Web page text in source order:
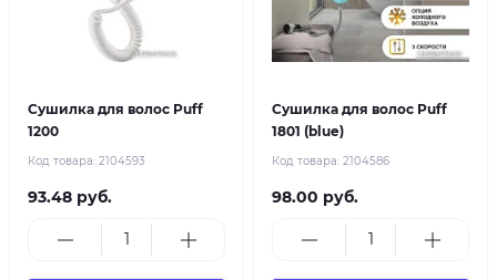
Сушилка для волос Puff
1200
Код товара: 2104593
93.48 руб.
Сушилка для волос Puff
1801 (blue)
Код товара: 2104586
98.00 руб.